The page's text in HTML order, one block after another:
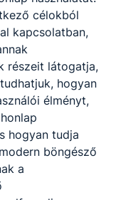
ágazat 3 éves
vel
Gyártás,
lekerülő
felada- tait vagy
szervizekben
mechanikus
célokból
kapcsolatban,
részeit látogatja,
hogyan
élményt,
hogyan tudja
böngésző
a